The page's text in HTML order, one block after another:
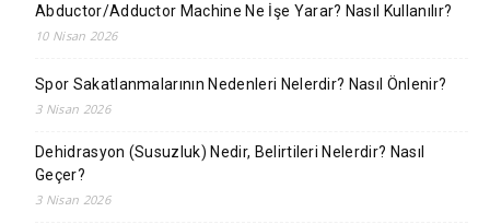
Abductor/Adductor Machine Ne İşe Yarar? Nasıl Kullanılır?
10 Nisan 2026
Spor Sakatlanmalarının Nedenleri Nelerdir? Nasıl Önlenir?
3 Nisan 2026
Dehidrasyon (Susuzluk) Nedir, Belirtileri Nelerdir? Nasıl
Geçer?
3 Nisan 2026